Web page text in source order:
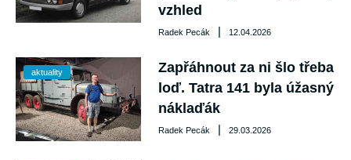
vzhled
Radek Pecák | 12.04.2026
aktuality
Zapřáhnout za ni šlo třeba
loď. Tatra 141 byla úžasný
náklaďák
Radek Pecák | 29.03.2026